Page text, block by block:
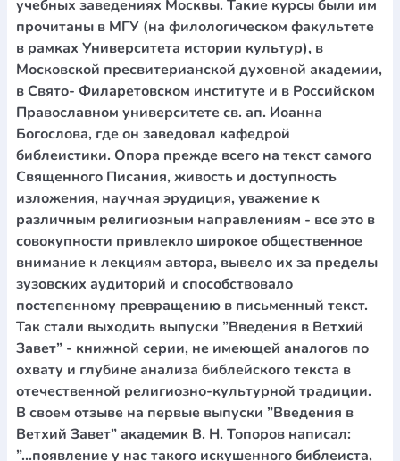
учебных заведениях Москвы. Такие курсы были им
прочитаны в МГУ (на филологическом факультете
в рамках Университета истории культур), в
Московской пресвитерианской духовной академии,
в Свято- Филаретовском институте и в Российском
Православном университете св. ап. Иоанна
Богослова, где он заведовал кафедрой
библеистики. Опора прежде всего на текст самого
Священного Писания, живость и доступность
изложения, научная эрудиция, уважение к
различным религиозным направлениям - все это в
совокупности привлекло широкое общественное
внимание к лекциям автора, вывело их за пределы
зузовских аудиторий и способствовало
постепенному превращению в письменный текст.
Так стали выходить выпуски ”Введения в Ветхий
Завет” - книжной серии, не имеющей аналогов по
охвату и глубине анализа библейского текста в
отечественной религиозно-культурной традиции.
В своем отзыве на первые выпуски ”Введения в
Ветхий Завет” академик В. Н. Топоров написал:
”...появление у нас такого искушенного библеиста,